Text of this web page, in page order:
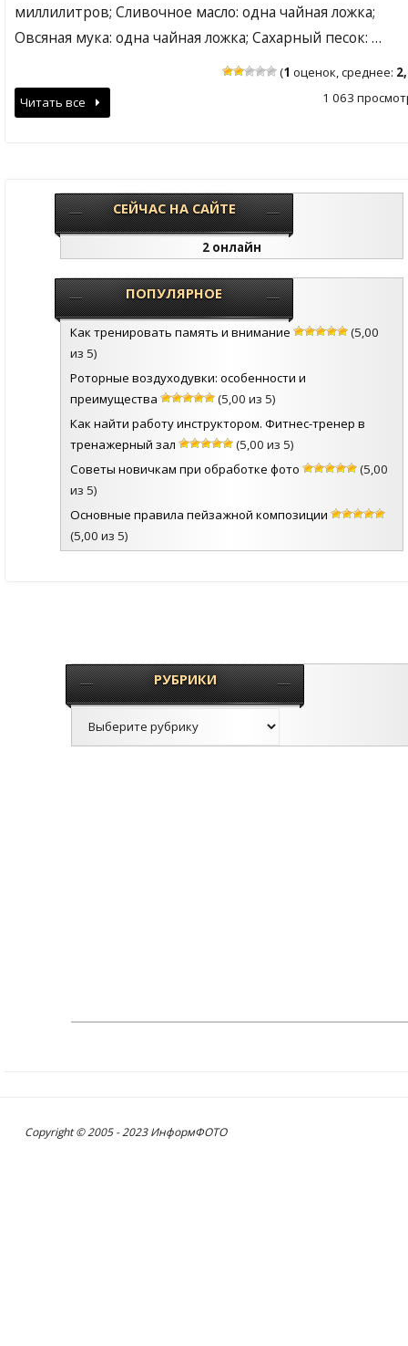
миллилитров; Сливочное масло: одна чайная ложка;
Овсяная мука: одна чайная ложка; Сахарный песок: …
(1 оценок, среднее:
1 063
Читать все
СЕЙЧАС НА САЙТЕ
2 онлайн
ПОПУЛЯРНОЕ
Как тренировать память и внимание
(5,00
из 5)
Роторные воздуходувки: особенности и
преимущества
(5,00 из 5)
Как найти работу инструктором. Фитнес-тренер в
тренажерный зал
(5,00 из 5)
Советы новичкам при обработке фото
(5,00
из 5)
Основные правила пейзажной композиции
(5,00 из 5)
РУБРИКИ
Copyright © 2005 - 2023 ИнформФОТО